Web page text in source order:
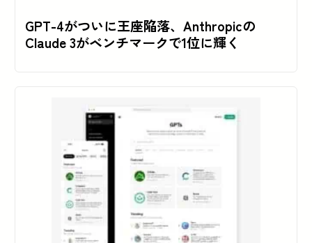
GPT-4がついに王座陥落、Anthropicの
Claude 3がベンチマークで1位に輝く